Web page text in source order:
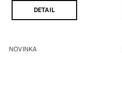
DETAIL
NOVINKA